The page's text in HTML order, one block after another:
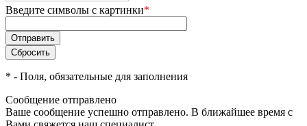
Введите символы с картинки*
* - Поля, обязательные для заполнения
Сообщение отправлено
Ваше сообщение успешно отправлено. В ближайшее время с